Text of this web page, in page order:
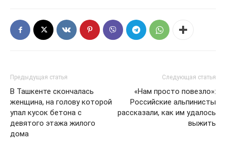
Предыдущая статья
В Ташкенте скончалась
женщина, на голову которой
упал кусок бетона с
девятого этажа жилого
дома
Следующая статья
«Нам просто повезло»:
Российские альпинисты
рассказали, как им удалось
выжить